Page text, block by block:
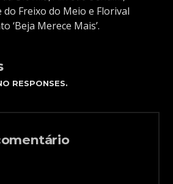
Freixo do Meio e Florival
‘Beja Merece Mais’.
RESPONSES.